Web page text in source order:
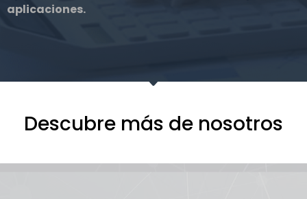
aplicaciones.
Descubre más de nosotros